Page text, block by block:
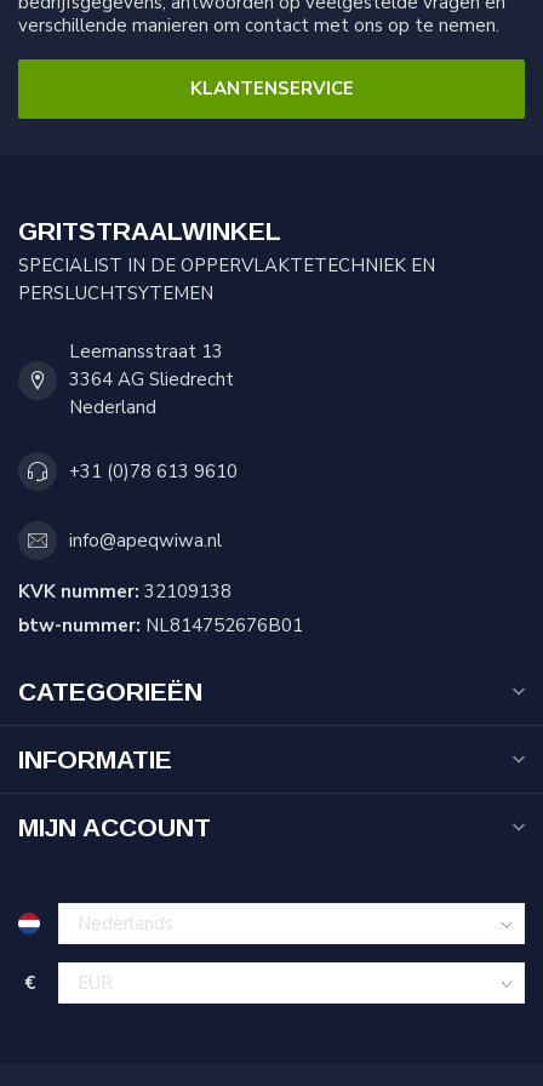
verschillende manieren om contact met ons op te nemen.
KLANTENSERVICE
GRITSTRAALWINKEL
SPECIALIST IN DE OPPERVLAKTETECHNIEK EN
PERSLUCHTSYTEMEN
Leemansstraat 13
3364 AG Sliedrecht
Nederland
+31 (0)78 613 9610
info@apeqwiwa.nl
KVK nummer: 32109138
btw-nummer: NL814752676B01
CATEGORIEËN
INFORMATIE
MIJN ACCOUNT
€